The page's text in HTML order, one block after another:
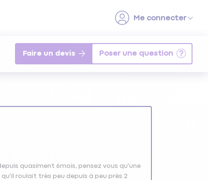
Faire un devis
quasiment 6mois, pensez vous qu'une
roulait très peu depuis à peu près 2